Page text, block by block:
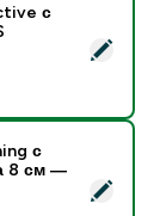
-
с
с
8 см —